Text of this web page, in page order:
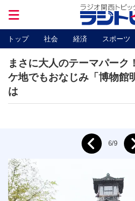
トップ 社会 経済 スポーツ
まさに大人のテーマパーク
ケ地でもおなじみ「博物館
は
Prev 6/9